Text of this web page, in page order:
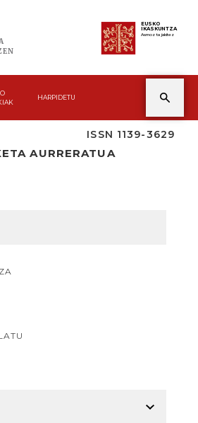
EUSKO
IKASKUNTZA
Asmoz ta jakitez
HARPIDETU
ISSN 1139-3629
AURRERATUA